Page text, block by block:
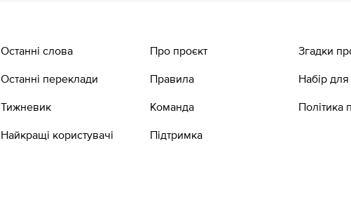
Останні слова
Останні переклади
Тижневик
Найкращі користувачі
Про проєкт
Правила
Команда
Підтримка
Згадки
Набір
Політика